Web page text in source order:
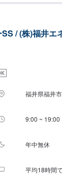
/ (株)福井エ
福井県福井
9:00 ~ 19:00
年中無休
平均18時間